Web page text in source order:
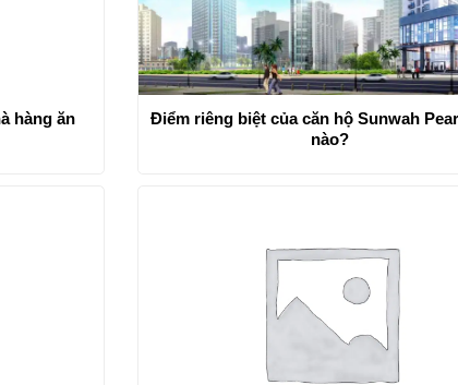
hàng ăn
Điểm riêng biệt của căn hộ Sunwah
nào?